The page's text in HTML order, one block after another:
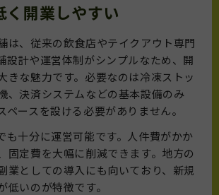
く開業しやすい
は、従来の飲食店やテイクアウト専門
設計や運営体制がシンプルなため、開
きな魅力です。必要なのは冷凍ストッ
、決済システムなどの基本設備のみ
ペースを設ける必要がありません。
も十分に運営可能です。人件費がかか
固定費を大幅に削減できます。地方の
業としての導入にも向いており、新規
低いのが特徴です。